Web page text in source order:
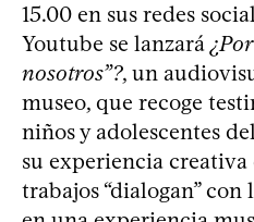
15.00 en sus redes
Youtube se lanzará
nosotros”?, un
museo, que recoge
niños y adolescentes
su experiencia creativa
trabajos “dialogan”